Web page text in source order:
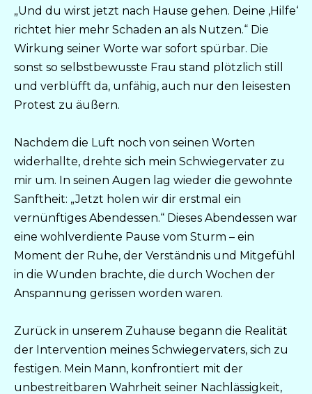
„Und du wirst jetzt nach Hause gehen. Deine ‚Hilfe‘
richtet hier mehr Schaden an als Nutzen.“ Die
Wirkung seiner Worte war sofort spürbar. Die
sonst so selbstbewusste Frau stand plötzlich still
und verblüfft da, unfähig, auch nur den leisesten
Protest zu äußern.
Nachdem die Luft noch von seinen Worten
widerhallte, drehte sich mein Schwiegervater zu
mir um. In seinen Augen lag wieder die gewohnte
Sanftheit: „Jetzt holen wir dir erstmal ein
vernünftiges Abendessen.“ Dieses Abendessen war
eine wohlverdiente Pause vom Sturm – ein
Moment der Ruhe, der Verständnis und Mitgefühl
in die Wunden brachte, die durch Wochen der
Anspannung gerissen worden waren.
Zurück in unserem Zuhause begann die Realität
der Intervention meines Schwiegervaters, sich zu
festigen. Mein Mann, konfrontiert mit der
unbestreitbaren Wahrheit seiner Nachlässigkeit,